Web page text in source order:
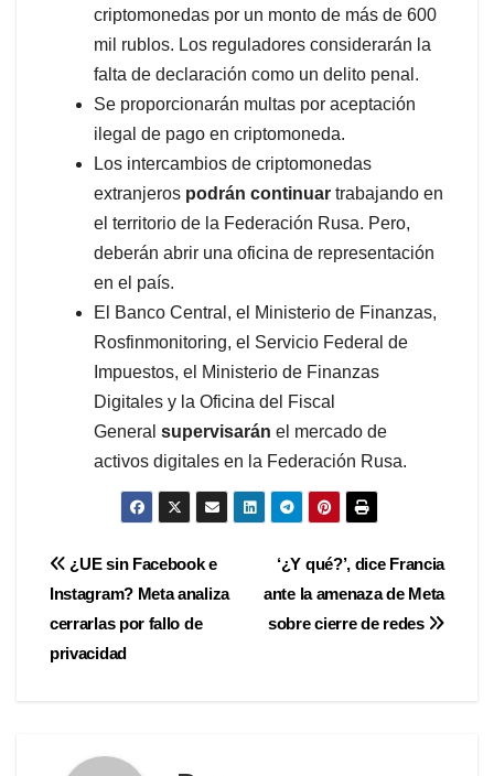
criptomonedas por un monto de más de 600
mil rublos. Los reguladores considerarán la
falta de declaración como un delito penal.
Se proporcionarán multas por aceptación
ilegal de pago en criptomoneda.
Los intercambios de criptomonedas
extranjeros podrán continuar trabajando en
el territorio de la Federación Rusa. Pero,
deberán abrir una oficina de representación
en el país.
El Banco Central, el Ministerio de Finanzas,
Rosfinmonitoring, el Servicio Federal de
Impuestos, el Ministerio de Finanzas
Digitales y la Oficina del Fiscal
General supervisarán el mercado de
activos digitales en la Federación Rusa.
Navegación
de
entradas
‘¿Y qué?’, dice Francia
ante la amenaza de Meta
sobre cierre de redes
¿UE sin Facebook e
Instagram? Meta analiza
cerrarlas por fallo de
privacidad